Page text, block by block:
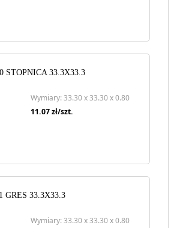
STOPNICA 33.3X33.3
Wymiary: 33.30 x 33.30 x 0.80
11.07zł/szt.
GRES 33.3X33.3
Wymiary: 33.30 x 33.30 x 0.80